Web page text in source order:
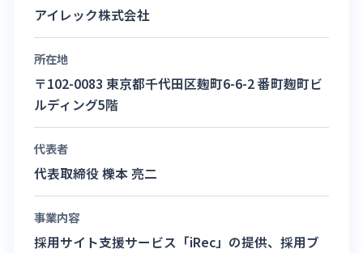
アイレック株式会社
所在地
〒102-0083 東京都千代田区麹町6-6-2 番町麹町ビ
ルディング5階
代表者
代表取締役 櫟本 亮二
事業内容
採用サイト支援サービス「iRec」の提供、採用ブ